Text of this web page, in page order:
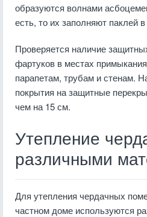
образуются волнами
есть, то их заполняют паклей
Проверяется наличие
фартуков в местах
парапетам, трубам и стенам.
покрытия на защитные
чем на 15 см.
Утепление
различными
Для утепления чердачных
частном доме используются